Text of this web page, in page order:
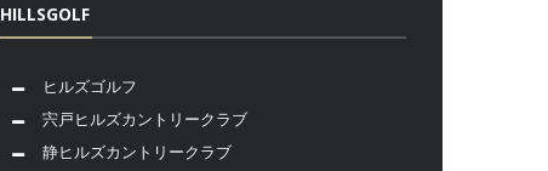
HILLSGOLF
ヒルズゴルフ
宍戸ヒルズカントリークラブ
静ヒルズカントリークラブ